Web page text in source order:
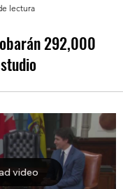
lectura
292,000